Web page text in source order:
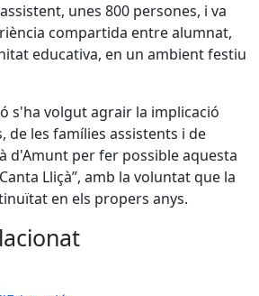
unes 800 persones, i va
compartida entre alumnat,
educativa, en un ambient festiu
s'ha volgut agrair la implicació
de les famílies assistents i de
d'Amunt per fer possible aquesta
Lliçà”, amb la voluntat que la
en els propers anys.